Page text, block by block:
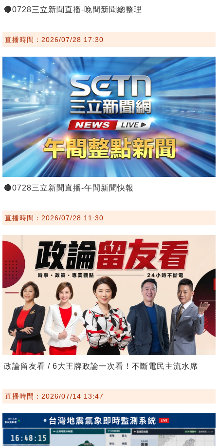
🔴0728三立新聞直播-晚間新聞總整理
直播時間：2026/07/28 17:30
🔴0728三立新聞直播-午間新聞快報
直播時間：2026/07/28 11:30
政論留友看 / 6大王牌政論一次看！不斷電民主流水席
直播時間：2026/07/14 13:47